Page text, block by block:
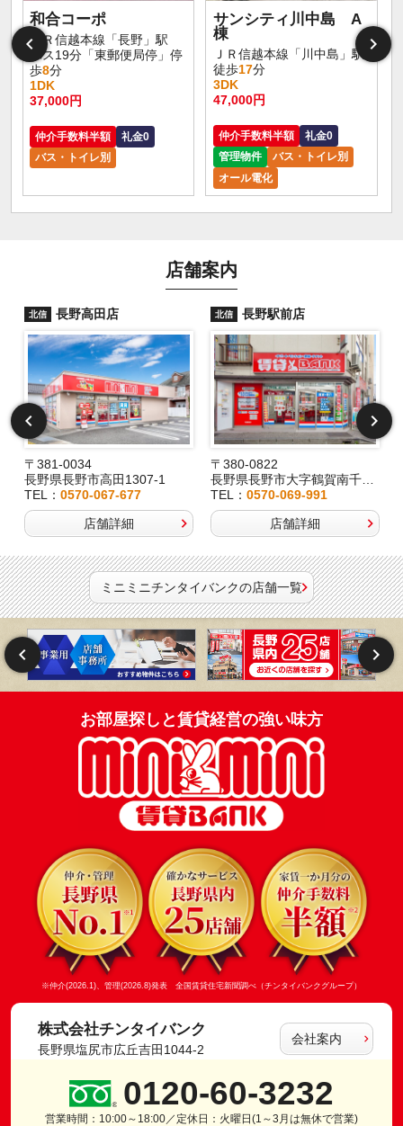
和合コーポ
ＪＲ信越本線「長野」駅
バス19分「東郵便局停」停
歩8分
1DK
37,000円
仲介手数料半額
礼金0
バス・トイレ別
サンシティ川中島 A
棟
ＪＲ信越本線「川中島」駅
徒歩17分
3DK
47,000円
仲介手数料半額
礼金0
管理物件
バス・トイレ別
オール電化
店舗案内
北信 長野高田店
〒381-0034
長野県長野市高田1307-1
TEL： 0570-067-677
店舗詳細
北信 長野駅前店
〒380-0822
長野県長野市大字鶴賀南千歳町826
TEL： 0570-069-991
店舗詳細
ミニミニチンタイバンクの店舗一覧
お部屋探しと賃貸経営の強い味方
※仲介(2026.1)、管理(2026.8)発表 全国賃貸住宅新聞調べ（チンタイバンクグループ）
株式会社チンタイバンク
長野県塩尻市広丘吉田1044-2
会社案内
0120-60-3232
営業時間：10:00～18:00／定休日：火曜日(1～3月は無休で営業)